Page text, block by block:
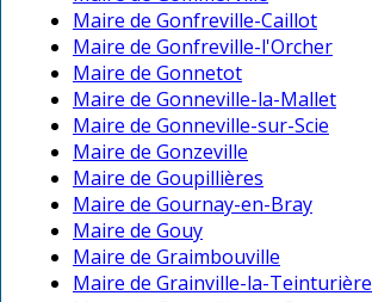
Maire de Gonfreville-Caillot
Maire de Gonfreville-l'Orcher
Maire de Gonnetot
Maire de Gonneville-la-Mallet
Maire de Gonneville-sur-Scie
Maire de Gonzeville
Maire de Goupillières
Maire de Gournay-en-Bray
Maire de Gouy
Maire de Graimbouville
Maire de Grainville-la-Teinturière